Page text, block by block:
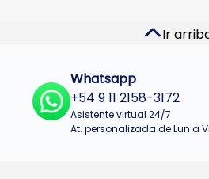
Ir
Whatsapp
+54 9 11 2158-3172
Asistente virtual 24/7
At. personalizada de Lun a